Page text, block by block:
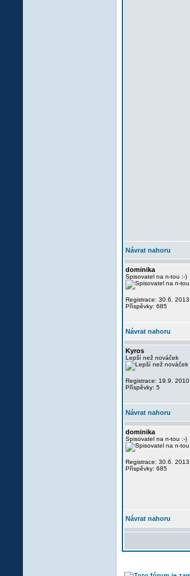
Návrat nahoru
dominika
Spisovatel na n-tou :-)
Registrace: 30.6. 2013
Příspěvky: 685
Návrat nahoru
Kyros
Lepší než nováček
Registrace: 19.9. 2010
Příspěvky: 5
Návrat nahoru
dominika
Spisovatel na n-tou :-)
Registrace: 30.6. 2013
Příspěvky: 685
Návrat nahoru